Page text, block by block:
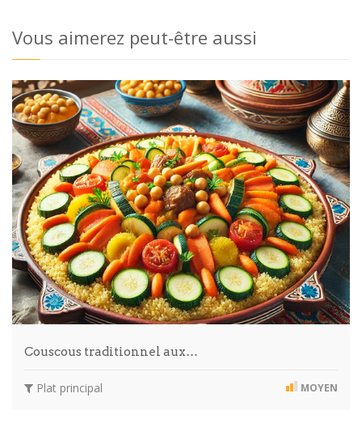
Vous aimerez peut-être aussi
Couscous traditionnel aux…
Plat principal MOYEN